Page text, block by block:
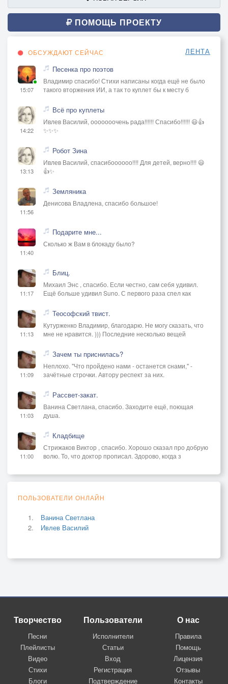
Над чахоткой чухонских болот
Комариных бетонных каморок –
Колыхается призрачный флот,
И булыжник бурлит за кормою.
Этот город, в который сбегу,
Зеленеющий злой позолотой –
На гравюрном голландском снегу
Вдоволь харкает бурой мокротой.
Мне уже никогда не напиться.
Перелётные серые птицы.
Эти брови вразлёт; этот бред
Бормотанья и долготерпенья.
Этот бархатный чёрный берет –
Петушиные алые перья.
Имена незапамятных рек
И озноб заповедной свободы–
ПОМОЩЬ ПРОЕКТУ
ОБСУЖДАЮТ СЕЙЧАС ЛЕНТА
15:07
Песенка про поэтов
Владимир спасибо! Стихи написаны когда ещё не было
такого вторжения ИИ, а так то куплет бы к месту б
14:22
Всё про куплеты
Ивлев Василий, ооооооочень рада!!!!!! Спасибо!!!!!! 😃👍
✨✨✨
13:13
Робот Зина
Ивлев Василий, спасибоооооо!!!! Для детей, верно!!!! 😃
👍✨
11:56
Земляника
Денисова Владлена, спасибо большое!
11:40
Подарите мне...
Сколько ж Вам в блокаду было?
11:17
Блиц.
Михаил Энс , спасибо. Если честно, сам себя удивил.
Ещё больше удивил Suno. С первого раза спел как
11:13
Теософский твист.
Кутурженко Владимир, благодарю. Не могу сказать, что
мне не нравится. ))) Последние несколько вещей
11:09
Зачем ты приснилась?
Неплохо. "Что пройдено нами - останется снами," -
зачётные строчки. Автору респект за них.
11:03
Рассвет-закат.
Ванина Светлана, спасибо. Заходите ещё, поющая
душа.
11:00
Кладбище
Стрижаков Виктор , спасибо. Хорошо сказал про добрую
волю. То, что доктор прописал. Здорово, когда з
ПОЛЬЗОВАТЕЛИ ОНЛАЙН
Ванина Светлана
Ивлев Василий
Творчество
Песни
Плейлисты
Видео
Стихи
Блоги
Пользователи
Исполнители
Статьи
Вход
Регистрация
Подтверждение
О нас
Правила
Помощь
Лицензия
Отзывы
Контакты